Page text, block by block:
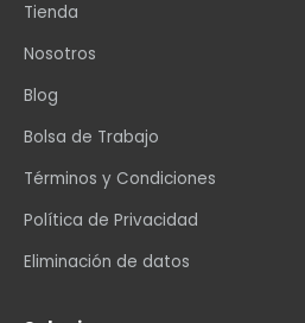
Tienda
Nosotros
Blog
Bolsa de Trabajo
Términos y Condiciones
Política de Privacidad
Eliminación de datos